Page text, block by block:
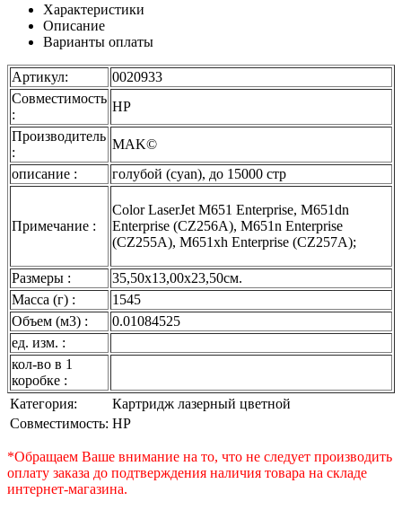
Характеристики
Описание
Варианты оплаты
Артикул:
0020933
Совместимость
:
HP
Производитель
:
MAK©
описание :
голубой (cyan), до 15000 стр
Примечание :
Color LaserJet M651 Enterprise, M651dn
Enterprise (CZ256A), M651n Enterprise
(CZ255A), M651xh Enterprise (CZ257A);
Размеры :
35,50x13,00x23,50см.
Масса (г) :
1545
Объем (м3) :
0.01084525
ед. изм. :
кол-во в 1
коробке :
Категория:
Картридж лазерный цветной
Совместимость: HP
*Обращаем Ваше внимание на то, что не следует производить
оплату заказа до подтверждения наличия товара на складе
интернет-магазина.